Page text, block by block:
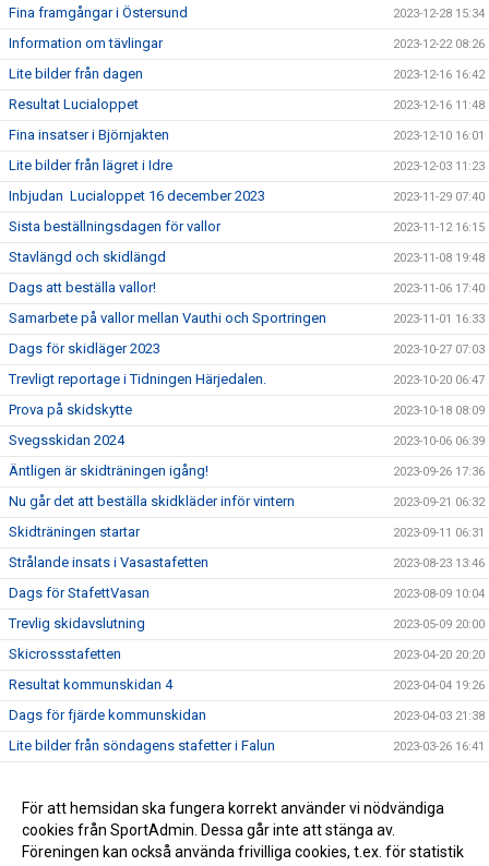
Fina framgångar i Östersund 2023-12-28 15:34
Information om tävlingar 2023-12-22 08:26
Lite bilder från dagen 2023-12-16 16:42
Resultat Lucialoppet 2023-12-16 11:48
Fina insatser i Björnjakten 2023-12-10 16:01
Lite bilder från lägret i Idre 2023-12-03 11:23
Inbjudan Lucialoppet 16 december 2023 2023-11-29 07:40
Sista beställningsdagen för vallor 2023-11-12 16:15
Stavlängd och skidlängd 2023-11-08 19:48
Dags att beställa vallor! 2023-11-06 17:40
Samarbete på vallor mellan Vauthi och Sportringen 2023-11-01 16:33
Dags för skidläger 2023 2023-10-27 07:03
Trevligt reportage i Tidningen Härjedalen. 2023-10-20 06:47
Prova på skidskytte 2023-10-18 08:09
Svegsskidan 2024 2023-10-06 06:39
Äntligen är skidträningen igång! 2023-09-26 17:36
Nu går det att beställa skidkläder inför vintern 2023-09-21 06:32
Skidträningen startar 2023-09-11 06:31
Strålande insats i Vasastafetten 2023-08-23 13:46
Dags för StafettVasan 2023-08-09 10:04
Trevlig skidavslutning 2023-05-09 20:00
Skicrossstafetten 2023-04-20 20:20
Resultat kommunskidan 4 2023-04-04 19:26
Dags för fjärde kommunskidan 2023-04-03 21:38
Lite bilder från söndagens stafetter i Falun 2023-03-26 16:41
Resultat kommunskidan deltävling 3 2023-03-24 06:10
Välkomna till Svegs IK Skidsektion! 2022-09-29 19:38
För att hemsidan ska fungera korrekt använder vi nödvändiga
cookies från SportAdmin. Dessa går inte att stänga av.
Föreningen kan också använda frivilliga cookies, t.ex. för statistik